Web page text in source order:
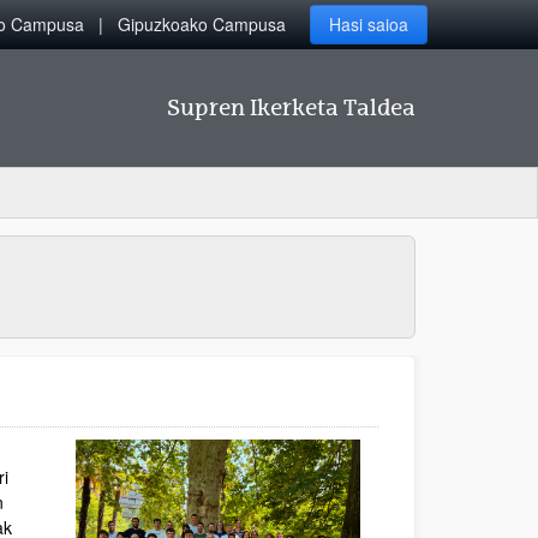
Campusa Gipuzkoako Campusa Hasi saioa
Supren Ikerketa Taldea